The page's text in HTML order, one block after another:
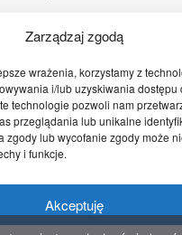
Zarządzaj zgodą
wrażenia, korzystamy z
i/lub uzyskiwania dostępu
technologie pozwoli nam
przeglądania lub unikalne
zgody lub wycofanie zgody może
i funkcje.
Akceptuję
Wiadomości Sport